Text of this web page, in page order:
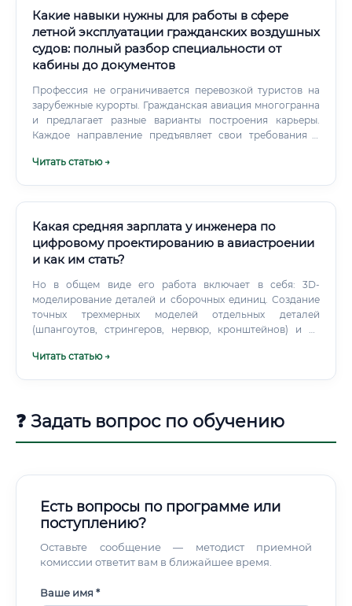
Какие навыки нужны для работы в сфере
летной эксплуатации гражданских воздушных
судов: полный разбор специальности от
кабины до документов
Профессия не ограничивается перевозкой туристов на
зарубежные курорты. Гражданская авиация многогранна
и предлагает разные варианты построения карьеры.
Каждое направление предъявляет свои требования к
Читать статью →
Какая средняя зарплата у инженера по
цифровому проектированию в авиастроении
и как им стать?
Но в общем виде его работа включает в себя: 3D-
моделирование деталей и сборочных единиц. Создание
точных трехмерных моделей отдельных деталей
(шпангоутов, стрингеров, нервюр, кронштейнов) и их
более крупные узлы (секция фюзеляжа, крыло, шасси).
Читать статью →
❓ Задать вопрос по обучению
Есть вопросы по программе или
поступлению?
Оставьте сообщение — методист приемной
комиссии ответит вам в ближайшее время.
Ваше имя *